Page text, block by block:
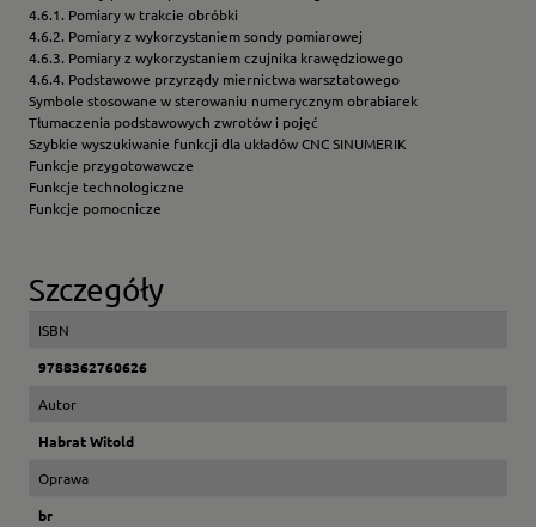
4.6.1. Pomiary w trakcie obróbki
4.6.2. Pomiary z wykorzystaniem sondy pomiarowej
4.6.3. Pomiary z wykorzystaniem czujnika krawędziowego
4.6.4. Podstawowe przyrządy miernictwa warsztatowego
Symbole stosowane w sterowaniu numerycznym obrabiarek
Tłumaczenia podstawowych zwrotów i pojęć
Szybkie wyszukiwanie funkcji dla układów CNC SINUMERIK
Funkcje przygotowawcze
Funkcje technologiczne
Funkcje pomocnicze
Szczegóły
ISBN
9788362760626
Autor
Habrat Witold
Oprawa
br